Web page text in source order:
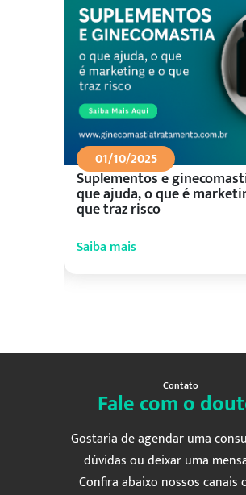
01/10/2025
Suplementos e
que ajuda, o que é
que traz risco
Saiba mais
Contato
Fale com o
Gostaria de agendar uma
dúvidas ou deixar uma
Confira abaixo nossos canais